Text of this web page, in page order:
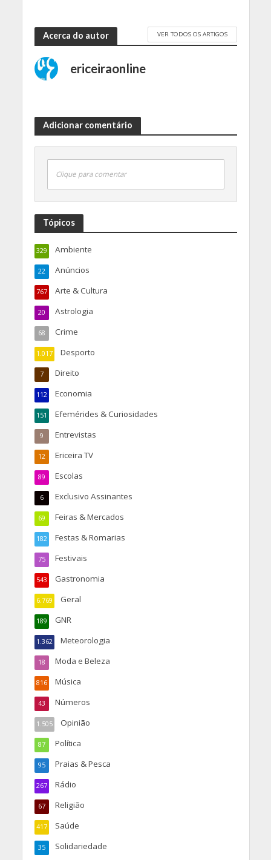
Acerca do autor VER TODOS OS ARTIGOS
ericeiraonline
Adicionar comentário
Clique para comentar
Tópicos
Ambiente
329
Anúncios
22
Arte & Cultura
767
Astrologia
20
Crime
68
Desporto
1.017
Direito
7
Economia
112
Efemérides & Curiosidades
151
Entrevistas
9
Ericeira TV
12
Escolas
89
Exclusivo Assinantes
6
Feiras & Mercados
69
Festas & Romarias
182
Festivais
75
Gastronomia
543
Geral
6.769
GNR
189
Meteorologia
1.362
Moda e Beleza
18
Música
816
Números
43
Opinião
1.505
Política
87
Praias & Pesca
95
Rádio
267
Religião
67
Saúde
417
Solidariedade
35